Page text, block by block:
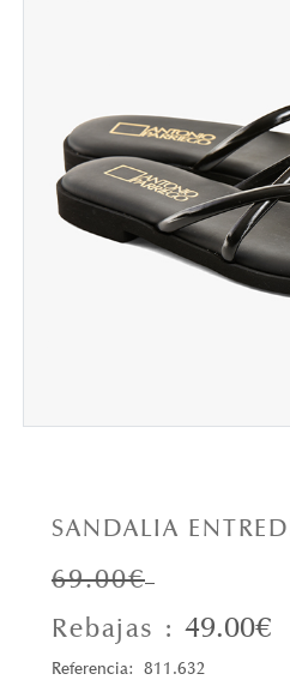
SANDALIA
69.00€
Rebajas : 49.00€
Referencia: 811.632